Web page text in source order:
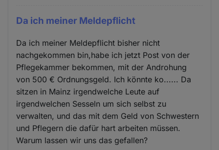
Da ich meiner Meldepflicht
Da ich meiner Meldepflicht bisher nicht
nachgekommen bin,habe ich jetzt Post von der
Pflegekammer bekommen, mit der Androhung
von 500 € Ordnungsgeld. Ich könnte ko...... Da
sitzen in Mainz irgendwelche Leute auf
irgendwelchen Sesseln um sich selbst zu
verwalten, und das mit dem Geld von Schwestern
und Pflegern die dafür hart arbeiten müssen.
Warum lassen wir uns das gefallen?